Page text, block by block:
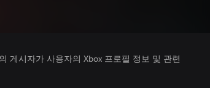
게시자가 사용자의 Xbox 프로필 정보 및 관련